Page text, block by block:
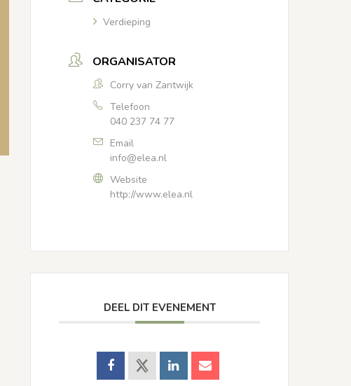
Verdieping
ORGANISATOR
Corry van Zantwijk
Telefoon
040 237 74 77
Email
info@elea.nl
Website
http://www.elea.nl
DEEL DIT EVENEMENT